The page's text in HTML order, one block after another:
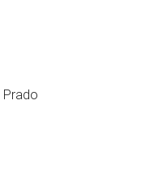
Prado